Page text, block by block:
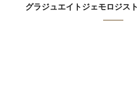
グラジュエイトジェモロジス